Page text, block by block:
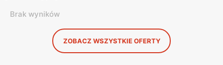
Brak wyników
ZOBACZ WSZYSTKIE OFERTY